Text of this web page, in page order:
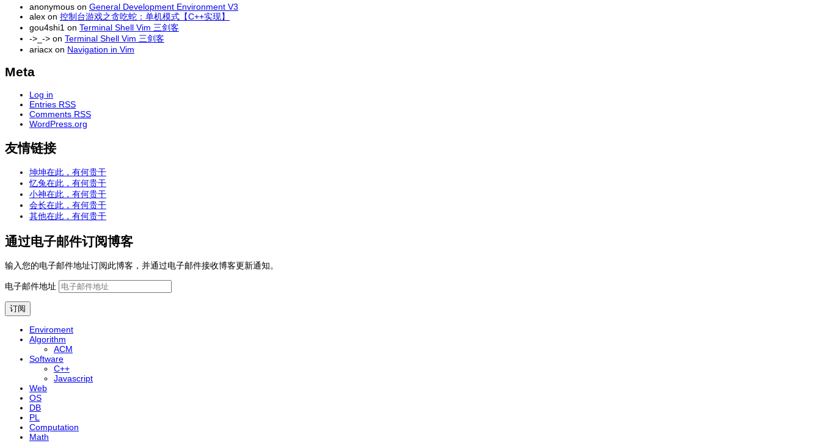
anonymous on General Development Environment V3
alex on 控制台游戏之贪吃蛇：单机模式【C++实现】
gou4shi1 on Terminal Shell Vim 三剑客
->_-> on Terminal Shell Vim 三剑客
ariacx on Navigation in Vim
Meta
Log in
Entries RSS
Comments RSS
WordPress.org
友情链接
坤坤在此，有何贵干
忆兔在此，有何贵干
小神在此，有何贵干
会长在此，有何贵干
其他在此，有何贵干
通过电子邮件订阅博客
输入您的电子邮件地址订阅此博客，并通过电子邮件接收博客更新通知。
电子邮件地址
订阅
Enviroment
Algorithm
ACM
Software
C++
Javascript
Web
OS
DB
PL
Computation
Math